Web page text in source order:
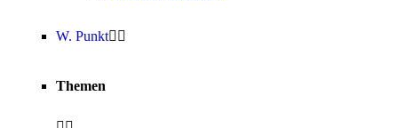
W. Punkt
Themen